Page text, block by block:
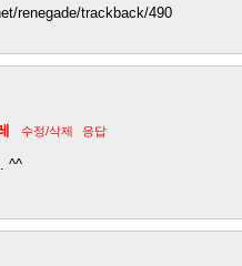
renegade/trackback/490
수정/삭제 응답
^^